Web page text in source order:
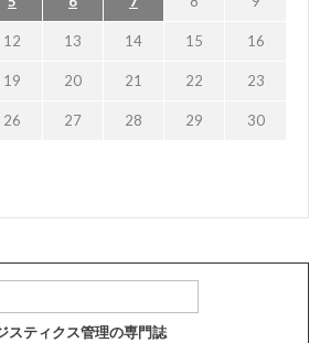
12 13 14 15 16
19 20 21 22 23
26 27 28 29 30
スティクス管理の専門誌